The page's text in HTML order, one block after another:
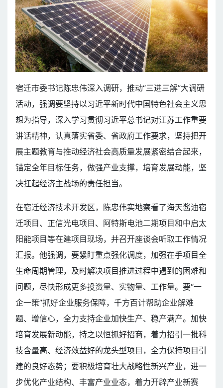
宿迁市委书记陈忠伟深入调研，推动“三进三解”大调研
活动，强调要坚持以习近平新时代中国特色社会主义思
想为指导，深入学习贯彻习近平总书记对江苏工作重要
讲话精神，认真落实省委、省政府工作要求，坚持把开
展主题教育与推动经济社会高质量发展紧密结合起来，
锚定全年目标任务，做强产业支撑，培育发展动能，坚
决扛起经济主战场的责任担当。
在宿迁经济技术开发区，陈忠伟实地察看了海天酱油宿
迁项目、正信光电项目、阿特斯电池二期项目和中启太
阳能项目等在建项目现场，并召开座谈会听取工作情况
汇报。他强调，要紧盯重点强化调度，加强在手项目全
生命周期管理，及时解决项目推进过程中遇到的困难和
问题，尽快形成更多投资量、实物量、工作量。要“一
企一策”抓好企业服务保障，千方百计帮助企业解难
题、增信心，全力支持企业加快生产、稳产满产。加快
培育发展新动能，持之以恒抓好招商，着力招引一批科
技含量高、经济效益好的龙头型项目，全力保持项目引
建的良好态势；要积极培育壮大战略性新兴产业，进一
步优化产业结构、丰富产业业态，着力开辟产业新赛